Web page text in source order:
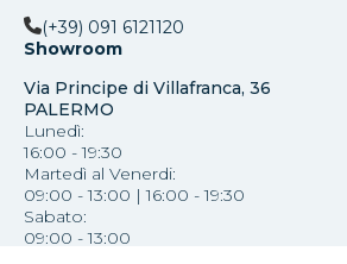
(+39) 091 6121120
Showroom
Via Principe di Villafranca, 36
PALERMO
Lunedì:
16:00 - 19:30
Martedì al Venerdi:
09:00 - 13:00 | 16:00 - 19:30
Sabato:
09:00 - 13:00